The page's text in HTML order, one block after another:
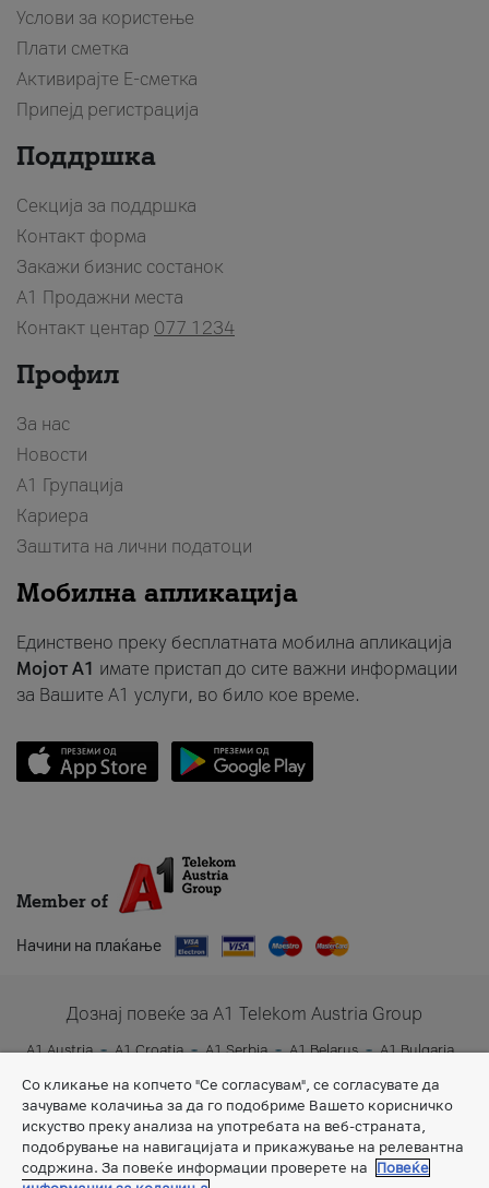
Услови за користење
Плати сметка
Активирајте Е-сметка
Припејд регистрација
Поддршка
Секција за поддршка
Контакт форма
Закажи бизнис состанок
A1 Продажни места
Контакт центар 077 1234
Профил
За нас
Новости
А1 Групација
Кариера
Заштита на лични податоци
Мобилна апликација
Единствено преку бесплатната мобилна апликација
Мојот A1 имате пристап до сите важни информации
за Вашите A1 услуги, во било кое време.
Member of
Начини на плаќање
Дознај повеќе за A1 Telekom Austria Group
A1 Austria A1 Croatia A1 Serbia A1 Belarus
A1 Bulgaria
Со кликање на копчето "Се согласувам", се согласувате да
зачуваме колачиња за да го подобриме Вашето корисничко
искуство преку анализа на употребата на веб-страната,
подобрување на навигацијата и прикажување на релевантна
содржина. За повеќе информации проверете на
Повеќе